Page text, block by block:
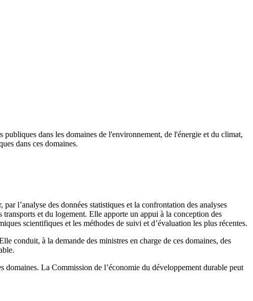
dans les domaines de l'environnement, de l'énergie et du climat,
dans ces domaines.
l’analyse des données statistiques et la confrontation des analyses
et du logement. Elle apporte un appui à la conception des
scientifiques et les méthodes de suivi et d’évaluation les plus récentes.
conduit, à la demande des ministres en charge de ces domaines, des
domaines. La Commission de l’économie du développement durable peut